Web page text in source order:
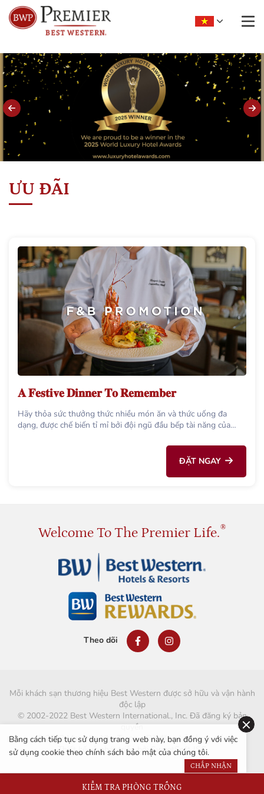
ƯU ĐÃI
𝐀 𝐅𝐞𝐬𝐭𝐢𝐯𝐞 𝐃𝐢𝐧𝐧𝐞𝐫 𝐓𝐨 𝐑𝐞𝐦𝐞𝐦𝐛𝐞𝐫
Hãy thỏa sức thưởng thức nhiều món ăn và thức uống đa
dạng, được chế biến tỉ mỉ bởi đội ngũ đầu bếp tài năng của
ĐẶT NGAY
Welcome To The Premier Life.®
Theo dõi
Mỗi khách sạn thương hiệu Best Western được sở hữu và vận hành
độc lập
© 2002-2022 Best Western International., Inc. Đã đăng ký bản
quyền
© 2023 Marvella Nha Trang - Đã đăng ký bản quyền
Thiết kế và phát triển bởiSweetSoft JSC
KIỂM TRA PHÒNG TRỐNG
Bằng cách tiếp tục sử dụng trang web này, bạn đồng ý với việc
sử dụng cookie theo chính sách bảo mật của chúng tôi.
CHẤP NHẬN